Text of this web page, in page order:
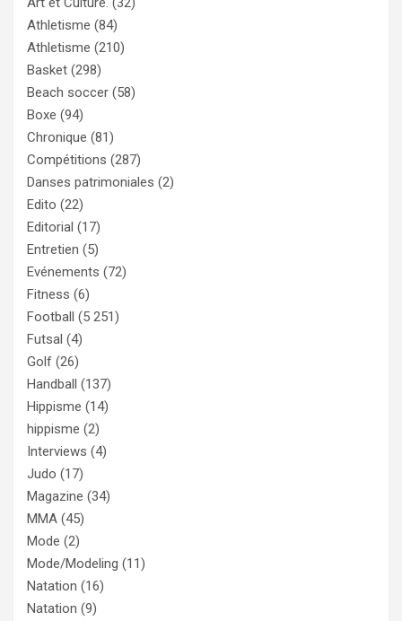
Athletisme (84)
Athletisme (210)
Basket (298)
Beach soccer (58)
Boxe (94)
Chronique (81)
Compétitions (287)
Danses patrimoniales (2)
Edito (22)
Editorial (17)
Entretien (5)
Evénements (72)
Fitness (6)
Football (5 251)
Futsal (4)
Golf (26)
Handball (137)
Hippisme (14)
hippisme (2)
Interviews (4)
Judo (17)
Magazine (34)
MMA (45)
Mode (2)
Mode/Modeling (11)
Natation (16)
Natation (9)